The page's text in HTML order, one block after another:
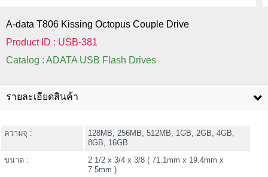
A-data T806 Kissing Octopus Couple Drive
Product ID : USB-381
Catalog : ADATA USB Flash Drives
รายละเอียดสินค้า
ความจุ :
128MB, 256MB, 512MB, 1GB, 2GB, 4GB,
8GB, 16GB
ขนาด :
2 1/2 x 3/4 x 3/8 ( 71.1mm x 19.4mm x
7.5mm )